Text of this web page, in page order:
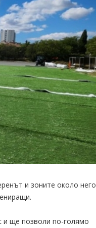
и зоните около него
и ще позволи по-голямо